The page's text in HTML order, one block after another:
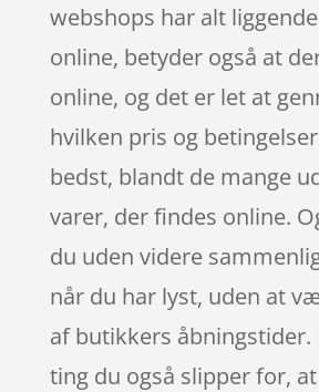
webshops har alt
online, betyder også at
online, og det er let at
hvilken pris og
bedst, blandt de mange
varer, der findes online.
du uden videre
når du har lyst, uden at
af butikkers åbningstider.
ting du også slipper for,